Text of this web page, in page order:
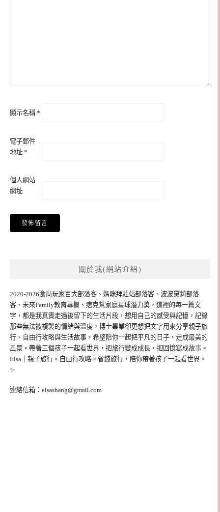
顯示名稱 *
電子郵件
地址 *
個人網站
網址
關於我(網站介紹)
2020-2026食尚玩家百大部落客、媽咪拜駐站部落客、波波黛莉部落
客、未來Family教育專欄、痞克幫家庭星球潛力獎，這裡的每一篇文
字，都是我真實走過後留下的生活片段，想用自己的感受與記憶，記錄
那些無法被複製的情緒與溫度，博士畢業卻更想把文字用來分享親子旅
行、自由行攻略與生活故事，希望陪你一起把平凡的日子，走成最美的
風景。帶著三個孩子一起看世界，把旅行變成成長，把回憶寫成故事。
Elsa｜親子旅行 × 自由行攻略 × 省錢旅行，陪你帶著孩子一起看世界。
✨
連絡信箱： elsashang@gmail.com